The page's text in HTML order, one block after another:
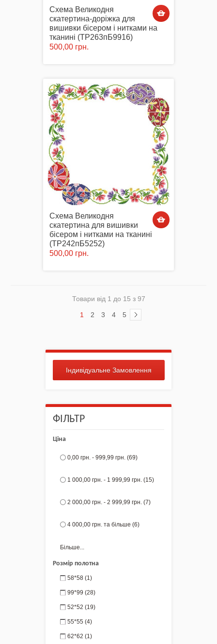
Схема Великодня
скатертина-доріжка для
вишивки бісером і нитками на
тканині (ТР263пБ9916)
500,00 грн.
Схема Великодня
скатертина для вишивки
бісером і нитками на тканині
(ТР242пБ5252)
500,00 грн.
Товари від 1 до 15 з 97
1 2 3 4 5
Індивідуальне Замовлення
ФІЛЬТР
Ціна
0,00 грн. - 999,99 грн. (69)
1 000,00 грн. - 1 999,99 грн. (15)
2 000,00 грн. - 2 999,99 грн. (7)
4 000,00 грн. та більше (6)
Більше...
Розмір полотна
58*58 (1)
99*99 (28)
52*52 (19)
55*55 (4)
62*62 (1)